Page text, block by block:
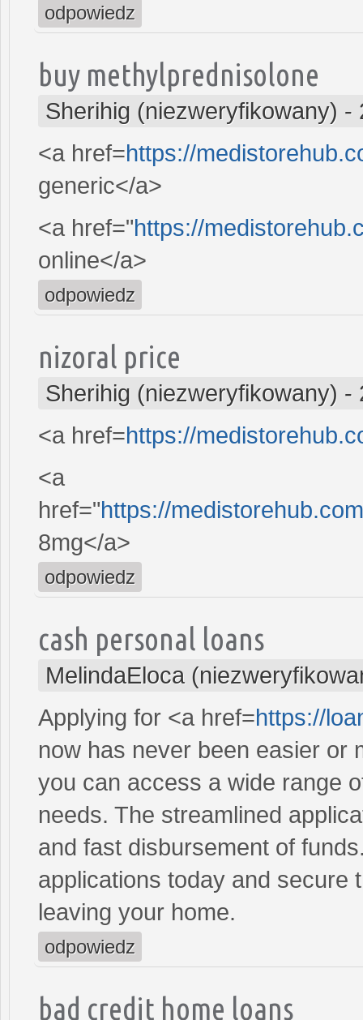
odpowiedz
buy methylprednisolone
Sherihig (niezweryfikowany) -
<a href=https://
generic</a>
<a href="https://
online</a>
odpowiedz
nizoral price
Sherihig (niezweryfikowany) -
<a href=https://
<a
href="https://
8mg</a>
odpowiedz
cash personal loans
MelindaEloca
Applying for <a href=https://
now has never been easier or
you can access a wide range
needs. The streamlined
and fast disbursement of
applications today and secure
leaving your home.
odpowiedz
bad credit home loans